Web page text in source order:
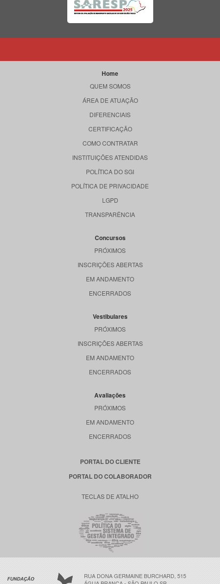
Home
QUEM SOMOS
ÁREA DE ATUAÇÃO
DIFERENCIAIS
CERTIFICAÇÃO
COMO CONTRATAR
INSTITUIÇÕES ATENDIDAS
POLÍTICA DO SGI
POLÍTICA DE PRIVACIDADE
LGPD
TRANSPARÊNCIA
Concursos
PRÓXIMOS
INSCRIÇÕES ABERTAS
EM ANDAMENTO
ENCERRADOS
Vestibulares
PRÓXIMOS
INSCRIÇÕES ABERTAS
EM ANDAMENTO
ENCERRADOS
Avaliações
PRÓXIMOS
EM ANDAMENTO
ENCERRADOS
PORTAL DO CLIENTE
PORTAL DO COLABORADOR
TECLAS DE ATALHO
RUA DONA GERMAINE BURCHARD, 515